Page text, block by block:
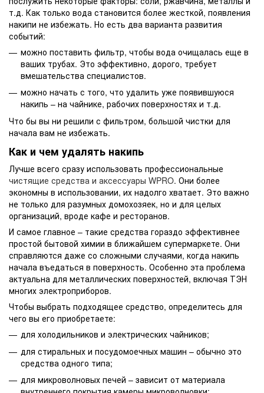
т.д. Как только вода становится более жесткой, появления
накипи не избежать. Но есть два варианта развития
событий:
можно поставить фильтр, чтобы вода очищалась еще в
ваших трубах. Это эффективно, дорого, требует
вмешательства специалистов.
можно начать с того, что удалить уже появившуюся
накипь – на чайнике, рабочих поверхностях и т.д.
Что бы вы ни решили с фильтром, большой чистки для
начала вам не избежать.
Как и чем удалять накипь
Лучше всего сразу использовать профессиональные
чистящие средства и аксессуары WPRO. Они более
экономны в использовании, их надолго хватает. Это важно
не только для разумных домохозяек, но и для целых
организаций, вроде кафе и ресторанов.
И самое главное – такие средства гораздо эффективнее
простой бытовой химии в ближайшем супермаркете. Они
справляются даже со сложными случаями, когда накипь
начала въедаться в поверхность. Особенно эта проблема
актуальна для металлических поверхностей, включая ТЭН
многих электроприборов.
Чтобы выбрать подходящее средство, определитесь для
чего вы его приобретаете:
для холодильников и электрических чайников;
для стиральных и посудомоечных машин – обычно это
средства одного типа;
для микроволновых печей – зависит от материала